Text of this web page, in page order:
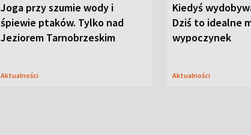
Joga przy szumie wody i
śpiewie ptaków. Tylko nad
Jeziorem Tarnobrzeskim
Aktualności
Kiedyś
Dziś to idealne
wypoczynek
Aktualności